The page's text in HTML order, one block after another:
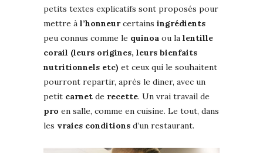
petits textes explicatifs sont proposés pour
mettre à l’honneurcertains ingrédients
peu connus comme le quinoa ou la lentille
corail (leurs origines, leurs bienfaits
nutritionnels etc) et ceux qui le souhaitent
pourront repartir, après le diner, avec un
petit carnet de recette. Un vrai travail de
pro en salle, comme en cuisine. Le tout, dans
les vraies conditions d’un restaurant.